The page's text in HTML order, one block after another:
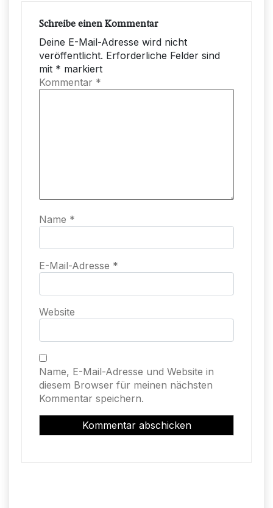
Schreibe einen Kommentar
Deine E-Mail-Adresse wird nicht
veröffentlicht. Erforderliche Felder sind
mit * markiert
Kommentar *
Name *
E-Mail-Adresse *
Website
Name, E-Mail-Adresse und Website in
diesem Browser für meinen nächsten
Kommentar speichern.